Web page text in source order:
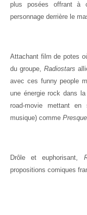
plus posées offrant à
personnage derrière le
Attachant film de potes
du groupe, Radiostars
avec ces funny people
une énergie rock dans
road-movie mettant
musique) comme
Drôle et euphorisant,
propositions comiques